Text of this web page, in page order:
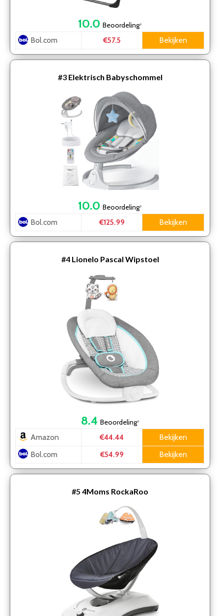
10.0 Beoordeling*
Bol.com €57.5 Bekijken
#3 Elektrisch Babyschommel
10.0 Beoordeling*
Bol.com €125.99 Bekijken
#4 Lionelo Pascal Wipstoel
8.4 Beoordeling*
Amazon €44.44
Bekijken
Bol.com
€54.99 Bekijken
#5 4Moms RockaRoo